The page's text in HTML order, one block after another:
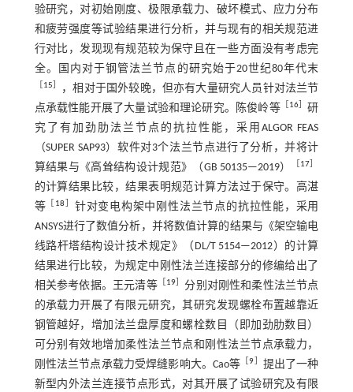
验研究，对初始刚度、极限承载力、破坏模式、应力分布
和疲劳强度等试验结果进行分析，并与现有的相关规范进
行对比，发现现有规范较为保守且在一些方面没有考虑完
全。国内对于钢管法兰节点的研究始于20世纪80年代末
15
，相对于国外较晚，但亦有大量研究人员针对法兰节
点承载性能开展了大量试验和理论研究。陈俊岭等［ 16 ］研
究了有加劲肋法兰节点的抗拉性能，采用ALGOR FEAS
（SUPER SAP93）软件对3个法兰节点进行了分析，并将计
算结果与《高耸结构设计规范》（GB 50135—2019）
17
的计算结果比较，结果表明规范计算方法过于保守。高湛
等
18
针对变电构架中刚性法兰节点的抗拉性能，采用
ANSYS进行了数值分析，并将数值计算的结果与《架空输电
线路杆塔结构设计技术规定》（DL/T 5154—2012）的计算
结果进行比较，为规定中刚性法兰连接部分的修编给出了
相关参考依据。王元清等［ 19］分别对刚性和柔性法兰节点
的承载力开展了有限元研究，其研究发现螺栓布置越靠近
钢管越好，增加法兰盘厚度和螺栓数目（即加劲肋数目）
可分别有效地增加柔性法兰节点和刚性法兰节点承载力，
刚性法兰节点承载力受焊缝影响大。Cao等 ［9
提出了一种
新型内外法兰连接节点形式，对其开展了试验研究及有限